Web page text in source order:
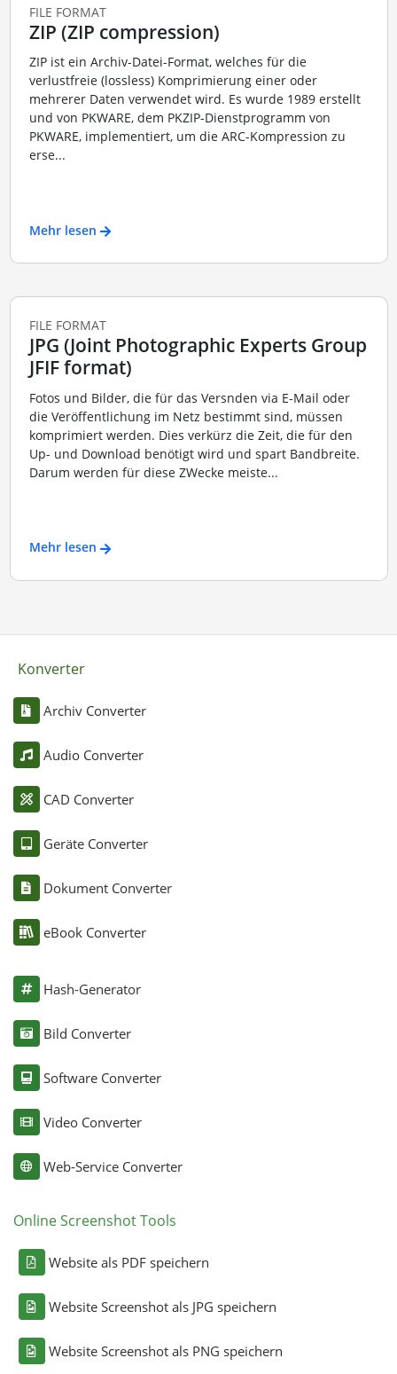
FILE FORMAT
ZIP (ZIP compression)
ZIP ist ein Archiv-Datei-Format, welches für die
verlustfreie (lossless) Komprimierung einer oder
mehrerer Daten verwendet wird. Es wurde 1989 erstellt
und von PKWARE, dem PKZIP-Dienstprogramm von
PKWARE, implementiert, um die ARC-Kompression zu
erse...
Mehr lesen
FILE FORMAT
JPG (Joint Photographic Experts Group
JFIF format)
Fotos und Bilder, die für das Versnden via E-Mail oder
die Veröffentlichung im Netz bestimmt sind, müssen
komprimiert werden. Dies verkürz die Zeit, die für den
Up- und Download benötigt wird und spart Bandbreite.
Darum werden für diese ZWecke meiste...
Mehr lesen
Konverter
Archiv Converter
Audio Converter
CAD Converter
Geräte Converter
Dokument Converter
eBook Converter
Hash-Generator
Bild Converter
Software Converter
Video Converter
Web-Service Converter
Online Screenshot Tools
Website als PDF speichern
Website Screenshot als JPG speichern
Website Screenshot als PNG speichern